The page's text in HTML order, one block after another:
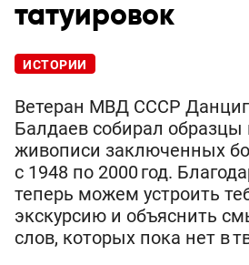
татуировок
ИСТОРИИ
Ветеран МВД СССР Данциг
Балдаев собирал образцы
живописи заключенных
с 1948 по 2000 год.
теперь можем устроить
экскурсию и объяснить
слов, которых пока нет в